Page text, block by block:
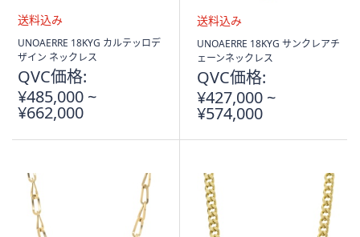
て
閲
覧
で
き
ま
す。
送
料
み
UNOAERRE 18KYG カルテッロデ
ザイン ネックレス
QVC価格:
¥485,000 ~
¥662,000
送
料
み
UNOAERRE 18KYG サンクレアチ
ェーンネックレス
QVC価格:
¥427,000 ~
¥574,000